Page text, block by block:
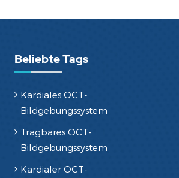
Beliebte Tags
Kardiales OCT-
Bildgebungssystem
Tragbares OCT-
Bildgebungssystem
Kardialer OCT-